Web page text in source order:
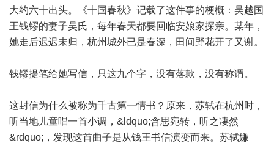
大约六十出头。《十国春秋》记载了这件事的梗概：吴越国
王钱镠的妻子吴氏，每年春天都要回临安娘家探亲。某年，
她走后迟迟未归，杭州城外已是春深，田间野花开了又谢。
钱镠提笔给她写信，只这九个字，没有落款，没有称谓。
这封信为什么被称为千古第一情书？原来，苏轼在杭州时，
听当地儿童唱一首小调，&ldquo;含思宛转，听之凄然
&rdquo;，发现这首曲子是从钱王书信演变而来。苏轼嫌